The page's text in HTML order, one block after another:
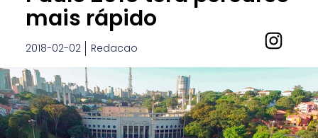
mais rápido
2018-02-02 Redacao